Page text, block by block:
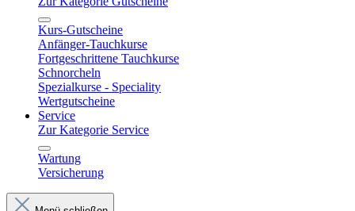
Kurs-Gutscheine
Anfänger-Tauchkurse
Fortgeschrittene Tauchkurse
Schnorcheln
Spezialkurse - Speciality
Wertgutscheine
Service
Zur Kategorie Service
Wartung
Versicherung